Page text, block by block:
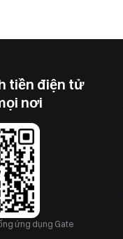
tiền điện tử
nơi
ứng dụng Gate